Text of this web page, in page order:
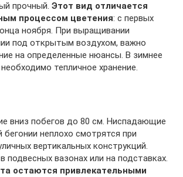
прочный. Этот вид отличается
процессом цветения: с первых
ноября. При выращивании
под открытым воздухом, важно
на определенные нюансы. В зимнее
тепличное хранение.
вниз побегов до 80 см. Ниспадающие
бегонии неплохо смотрятся при
вертикальных конструкций.
вазонах или на подставках.
остаются привлекательными